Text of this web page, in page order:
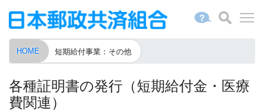
？
HOME 短期給付事業：その他
各種証明書の発行（短期給付金・医療
費関連）